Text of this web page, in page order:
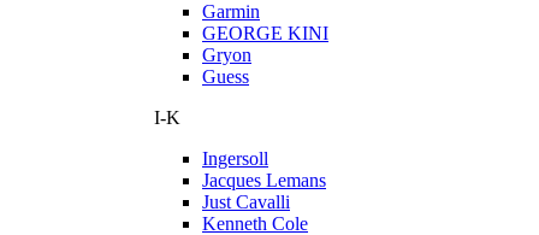
Garmin
GEORGE KINI
Gryon
Guess
I-K
Ingersoll
Jacques Lemans
Just Cavalli
Kenneth Cole